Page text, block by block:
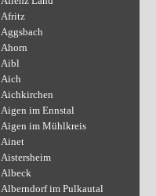
Afritz
Aggsbach
Ahorn
Aibl
Aich
Aichkirchen
Aigen im Ennstal
Aigen im Mühlkreis
Ainet
Aistersheim
Albeck
Alberndorf im Pulkautal